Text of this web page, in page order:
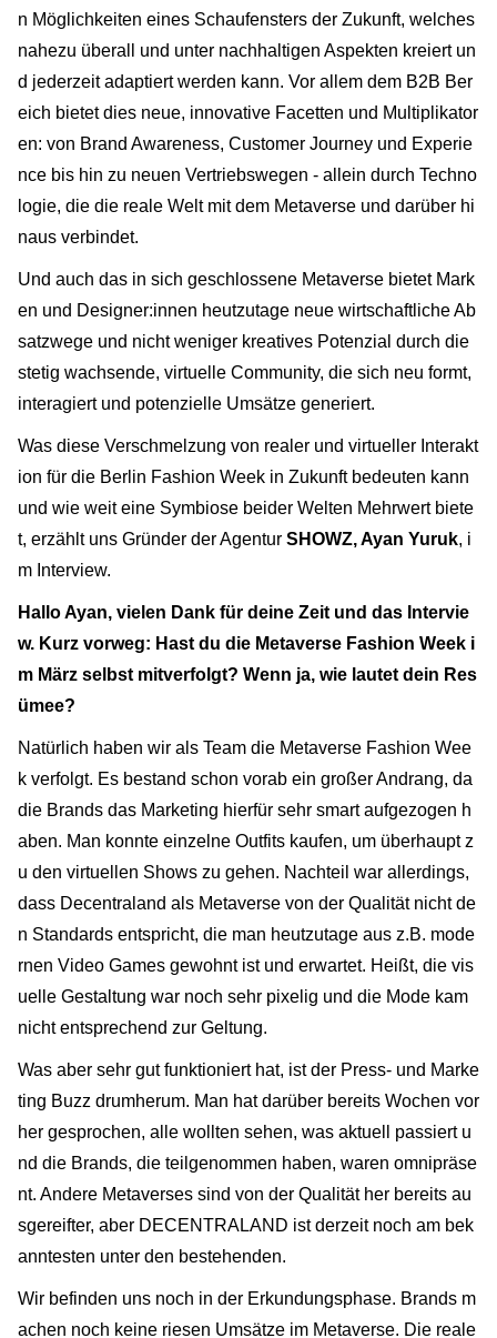
n Möglichkeiten eines Schaufensters der Zukunft, welches
nahezu überall und unter nachhaltigen Aspekten kreiert un
d jederzeit adaptiert werden kann. Vor allem dem B2B Ber
eich bietet dies neue, innovative Facetten und Multiplikator
en: von Brand Awareness, Customer Journey und Experie
nce bis hin zu neuen Vertriebswegen - allein durch Techno
logie, die die reale Welt mit dem Metaverse und darüber hi
naus verbindet.
Und auch das in sich geschlossene Metaverse bietet Mark
en und Designer:innen heutzutage neue wirtschaftliche Ab
satzwege und nicht weniger kreatives Potenzial durch die
stetig wachsende, virtuelle Community, die sich neu formt,
interagiert und potenzielle Umsätze generiert.
Was diese Verschmelzung von realer und virtueller Interakt
ion für die Berlin Fashion Week in Zukunft bedeuten kann
und wie weit eine Symbiose beider Welten Mehrwert biete
t, erzählt uns Gründer der Agentur SHOWZ, Ayan Yuruk, i
m Interview.
Hallo Ayan, vielen Dank für deine Zeit und das Intervie
w. Kurz vorweg: Hast du die Metaverse Fashion Week i
m März selbst mitverfolgt? Wenn ja, wie lautet dein Res
ümee?
Natürlich haben wir als Team die Metaverse Fashion Wee
k verfolgt. Es bestand schon vorab ein großer Andrang, da
die Brands das Marketing hierfür sehr smart aufgezogen h
aben. Man konnte einzelne Outfits kaufen, um überhaupt z
u den virtuellen Shows zu gehen. Nachteil war allerdings,
dass Decentraland als Metaverse von der Qualität nicht de
n Standards entspricht, die man heutzutage aus z.B. mode
rnen Video Games gewohnt ist und erwartet. Heißt, die vis
uelle Gestaltung war noch sehr pixelig und die Mode kam
nicht entsprechend zur Geltung.
Was aber sehr gut funktioniert hat, ist der Press- und Marke
ting Buzz drumherum. Man hat darüber bereits Wochen vor
her gesprochen, alle wollten sehen, was aktuell passiert u
nd die Brands, die teilgenommen haben, waren omnipräse
nt. Andere Metaverses sind von der Qualität her bereits au
sgereifter, aber DECENTRALAND ist derzeit noch am bek
anntesten unter den bestehenden.
Wir befinden uns noch in der Erkundungsphase. Brands m
achen noch keine riesen Umsätze im Metaverse. Die reale